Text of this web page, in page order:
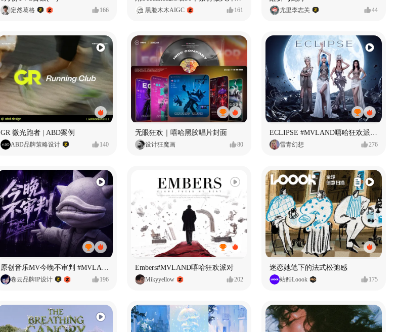
定然葛格 166 黑脸木木AIGC 161 尤里李志关 44
GR 微光跑者 | ABD案例
ABD品牌策略设计 140
无眼狂欢｜嘻哈黑胶唱片封面
设计狂魔画 80
ECLIPSE #MVLAND嘻哈狂欢派对 女团MV
雪青幻想 276
卷云品牌IP设计 196
Embers#MVLAND嘻哈狂欢派对
Mikyyellow 202
迷恋她笔下的法式松弛感
站酷Loook 175